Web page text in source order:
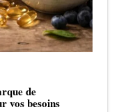
de
vos besoins